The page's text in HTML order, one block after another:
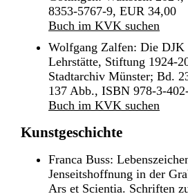
8353-5767-9, EUR 34,00
Buch im KVK suchen
Wolfgang Zalfen: Die DJK
Lehrstätte, Stiftung 1924-
Stadtarchiv Münster; Bd.
137 Abb., ISBN 978-3-
Buch im KVK suchen
Kunstgeschichte
Franca Buss:
Jenseitshoffnung in der
Ars et Scientia. Schriften